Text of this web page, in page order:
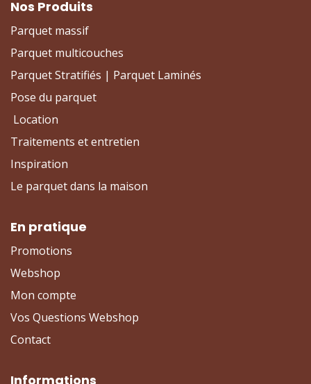
Nos Produits
Parquet massif
Parquet multicouches
Parquet Stratifiés | Parquet Laminés
Pose du parquet
Location
Traitements et entretien
Inspiration
Le parquet dans la maison
En pratique
Promotions
Webshop
Mon compte
Vos Questions Webshop
Contact
Informations